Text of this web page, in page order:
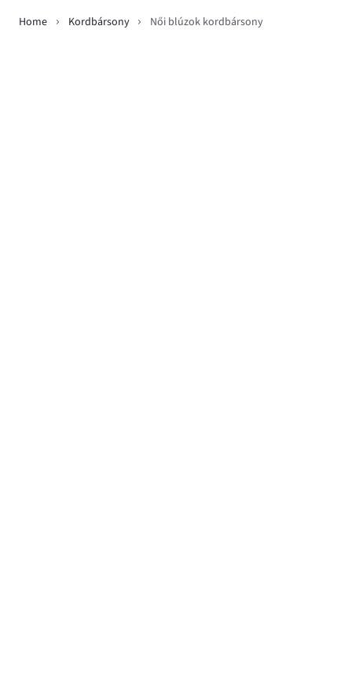
Home Kordbársony Női blúzok kordbársony